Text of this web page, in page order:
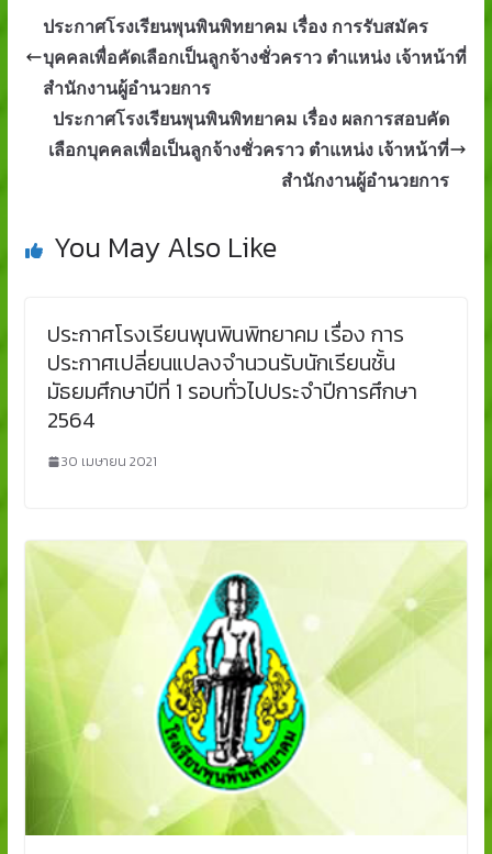
ประกาศโรงเรียนพุนพินพิทยาคม เรื่อง การรับสมัคร
บุคคลเพื่อคัดเลือกเป็นลูกจ้างชั่วคราว ตำแหน่ง เจ้าหน้าที่
สำนักงานผู้อำนวยการ
ประกาศโรงเรียนพุนพินพิทยาคม เรื่อง ผลการสอบคัด
เลือกบุคคลเพื่อเป็นลูกจ้างชั่วคราว ตำแหน่ง เจ้าหน้าที่
สำนักงานผู้อำนวยการ
You May Also Like
ประกาศโรงเรียนพุนพินพิทยาคม เรื่อง การ
ประกาศเปลี่ยนแปลงจำนวนรับนักเรียนชั้น
มัธยมศึกษาปีที่ 1 รอบทั่วไปประจำปีการศึกษา
2564
30 เมษายน 2021